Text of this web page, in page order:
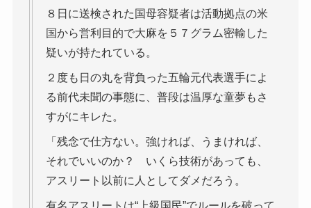
８日に送検された国母容疑者は活動拠点の米
国から営利目的で大麻を５７グラム密輸した
疑いが持たれている。
２度も日の丸を背負った五輪元代表選手によ
る前代未聞の事態に、普段は温厚な童夢もさ
すがにキレた。
「残念で仕方ない。強ければ、うまければ、
それでいいのか？ いくら技術があっても、
アスリート以前に人としてダメだろう。
有名アスリートは“上級国民”でルールを破って